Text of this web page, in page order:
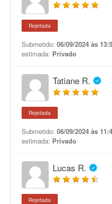
Rejeitada
Submetido: 06/09/2024 às
estimada: Privado
Tatiane R.
Rejeitada
Submetido: 06/09/2024 às
estimada: Privado
Lucas R.
Rejeitada